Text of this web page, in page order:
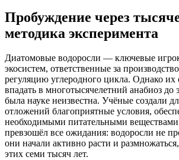
Пробуждение через
методика эксперимента
Диатомовые водоросли — ключевые
экосистем, ответственные за
регуляцию углеродного цикла. Однако их
впадать в многотысячелетний анабиоз до
была науке неизвестна. Учёные создали
отложений благоприятные условия,
необходимыми питательными веществами.
превзошёл все ожидания: водоросли не
они начали активно расти и
этих семи тысяч лет.